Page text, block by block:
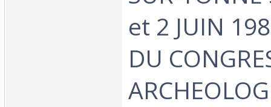
et 2 JUIN
DU